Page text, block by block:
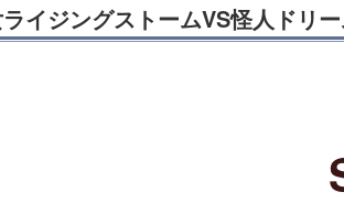
イジングストームVS怪人ドリ